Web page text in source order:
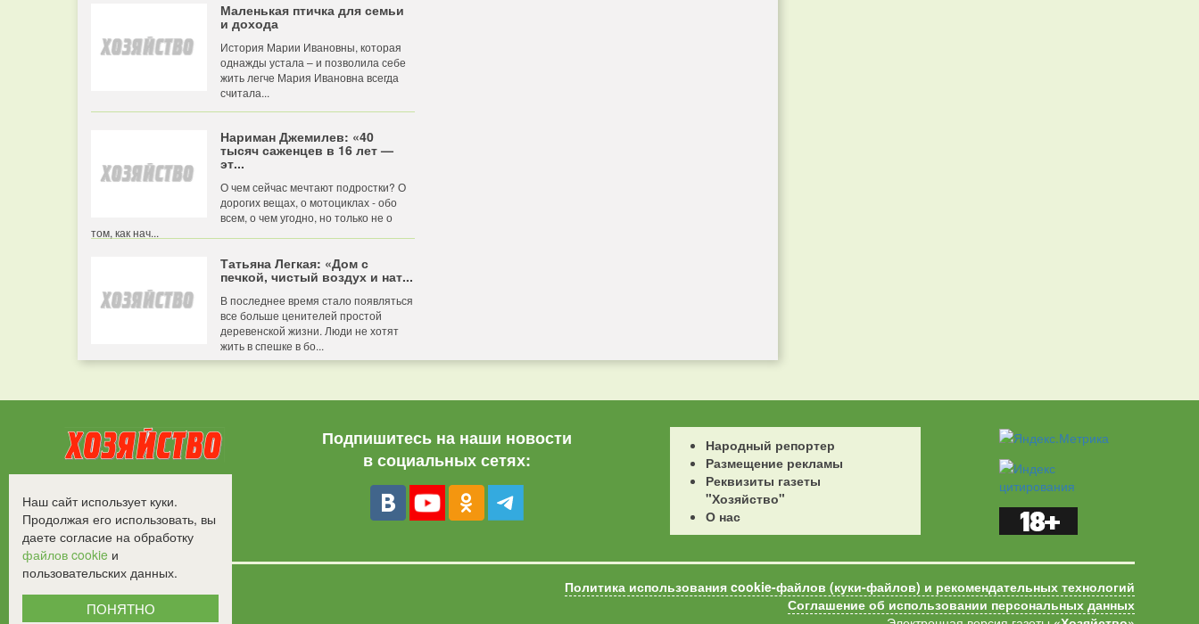
Маленькая птичка для семьи
и дохода
История Марии Ивановны, которая
однажды устала – и позволила себе
жить легче Мария Ивановна всегда
считала...
Нариман Джемилев: «40
тысяч саженцев в 16 лет —
эт...
О чем сейчас мечтают подростки? О
дорогих вещах, о мотоциклах - обо
всем, о чем угодно, но только не о
том, как нач...
Татьяна Легкая: «Дом с
печкой, чистый воздух и нат...
В последнее время стало появляться
все больше ценителей простой
деревенской жизни. Люди не хотят
жить в спешке в бо...
Все права защищены.
©2008-2017 - "Хозяйство"
Подпишитесь на наши новости
в социальных сетях:
Народный репортер
Размещение рекламы
Реквизиты газеты
"Хозяйство"
О нас
Политика использования cookie-файлов (куки-файлов) и рекомендательных технологий
Соглашение об использовании персональных данных
Наш сайт использует куки.
Продолжая его использовать, вы
даете согласие на обработку
файлов cookie и
пользовательских данных.
ПОНЯТНО